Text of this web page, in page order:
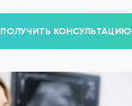
ПОЛУЧИТЬ КОНСУЛЬТАЦИЮ